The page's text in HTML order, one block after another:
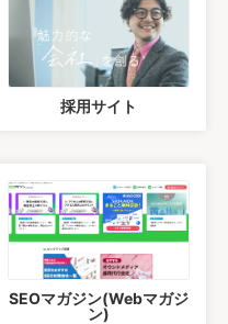
採用サイト
SEOマガジン(Webマガジ
ン)